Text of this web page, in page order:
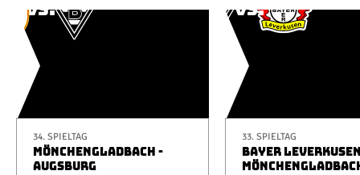
34. SPIELTAG
MÖNCHENGLADBACH -
AUGSBURG
33. SPIELTAG
BAYER